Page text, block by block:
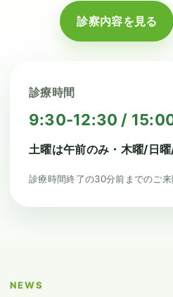
診察内容を見る
診療時間
9:30-12:30 /
土曜は午前のみ・木曜/日
診療時間終了の30分前までのご来
NEWS